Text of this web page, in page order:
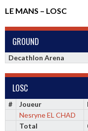
LE MANS – LOSC
GROUND
Decathlon Arena
LOSC
# Joueur
Nesryne EL CHAD
Total